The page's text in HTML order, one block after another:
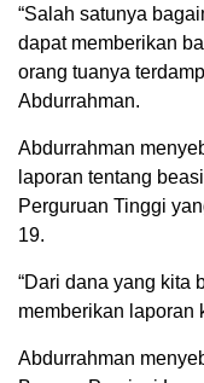
“Salah satunya
dapat memberikan
orang tuanya
Abdurrahman.
Abdurrahman
laporan tentang
Perguruan Tinggi
19.
“Dari dana yang kita
memberikan laporan
Abdurrahman